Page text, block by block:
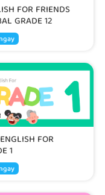
FOR FRIENDS
GRADE 12
FOR
1